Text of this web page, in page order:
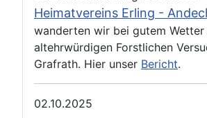
Heimatvereins Erling -
wanderten wir bei gutem
altehrwürdigen Forstlichen
Grafrath. Hier unser Bericht.
02.10.2025